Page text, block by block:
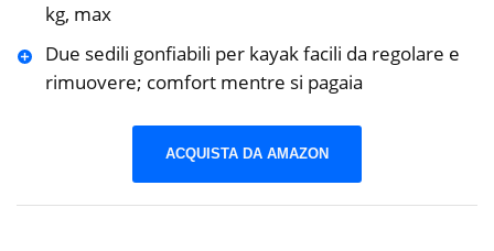
kg, max
Due sedili gonfiabili per kayak facili da regolare e
rimuovere; comfort mentre si pagaia
ACQUISTA DA AMAZON